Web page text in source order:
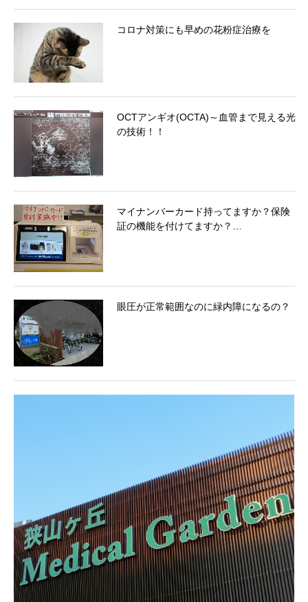
コロナ対策にも早めの花粉症治療を
OCTアンギオ(OCTA)～血管まで見える光
の技術！！
マイナンバーカード持ってますか？保険
証の機能を付けてますか？…
眼圧が正常範囲なのに緑内障になるの？